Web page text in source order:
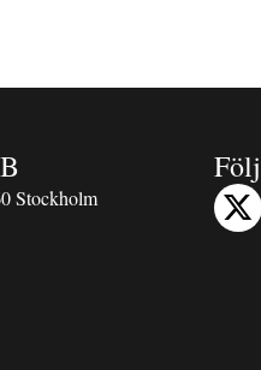
Stockholm